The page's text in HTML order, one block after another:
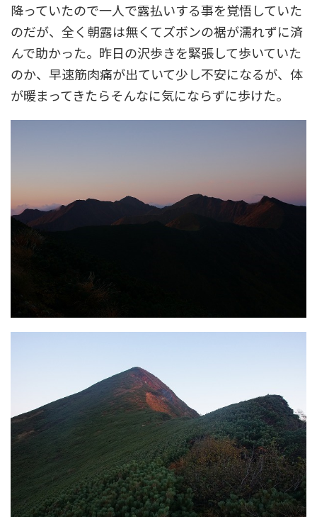
降っていたので一人で露払いする事を覚悟していた
のだが、全く朝露は無くてズボンの裾が濡れずに済
んで助かった。昨日の沢歩きを緊張して歩いていた
のか、早速筋肉痛が出ていて少し不安になるが、体
が暖まってきたらそんなに気にならずに歩けた。